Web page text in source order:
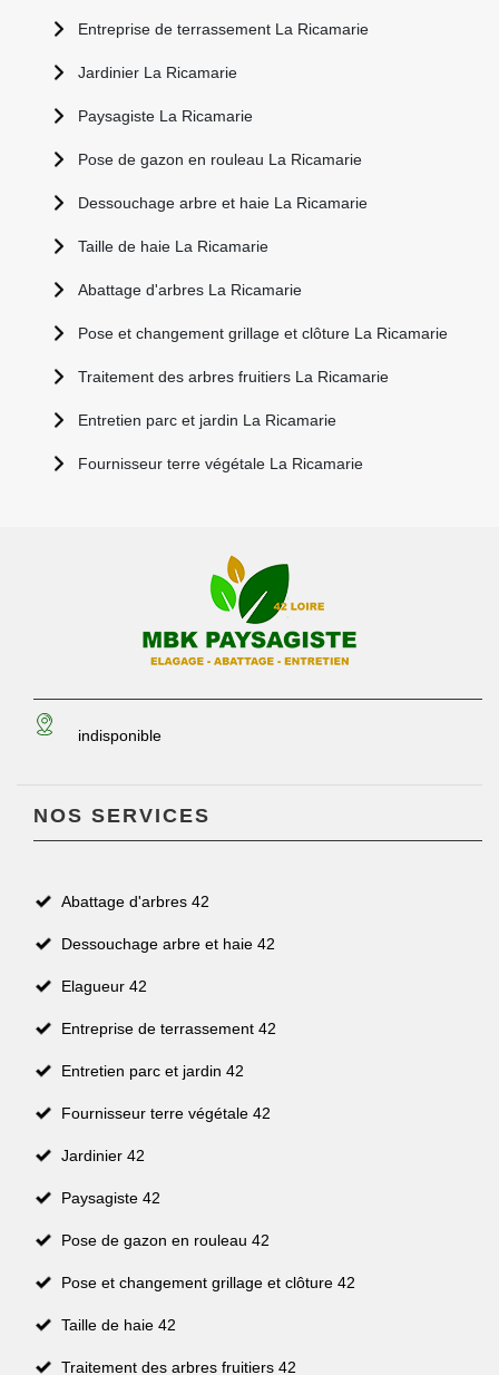
Entreprise de terrassement La Ricamarie
Jardinier La Ricamarie
Paysagiste La Ricamarie
Pose de gazon en rouleau La Ricamarie
Dessouchage arbre et haie La Ricamarie
Taille de haie La Ricamarie
Abattage d'arbres La Ricamarie
Pose et changement grillage et clôture La Ricamarie
Traitement des arbres fruitiers La Ricamarie
Entretien parc et jardin La Ricamarie
Fournisseur terre végétale La Ricamarie
indisponible
NOS SERVICES
Abattage d'arbres 42
Dessouchage arbre et haie 42
Elagueur 42
Entreprise de terrassement 42
Entretien parc et jardin 42
Fournisseur terre végétale 42
Jardinier 42
Paysagiste 42
Pose de gazon en rouleau 42
Pose et changement grillage et clôture 42
Taille de haie 42
Traitement des arbres fruitiers 42